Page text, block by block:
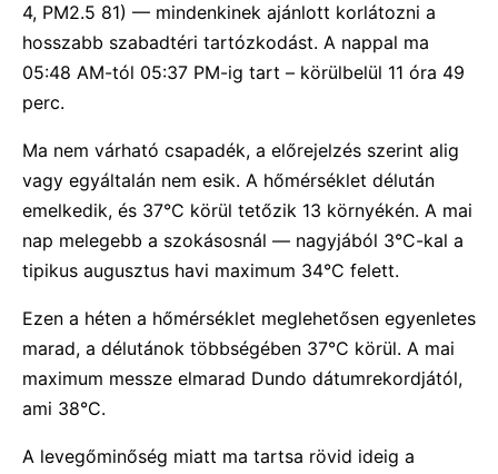
4, PM2.5 81) — mindenkinek ajánlott korlátozni a
hosszabb szabadtéri tartózkodást. A nappal ma
05:48 AM-tól 05:37 PM-ig tart – körülbelül 11 óra 49
perc.
Ma nem várható csapadék, a előrejelzés szerint alig
vagy egyáltalán nem esik. A hőmérséklet délután
emelkedik, és 37°C körül tetőzik 13 környékén. A mai
nap melegebb a szokásosnál — nagyjából 3°C-kal a
tipikus augusztus havi maximum 34°C felett.
Ezen a héten a hőmérséklet meglehetősen egyenletes
marad, a délutánok többségében 37°C körül. A mai
maximum messze elmarad Dundo dátumrekordjától,
ami 38°C.
A levegőminőség miatt ma tartsa rövid ideig a